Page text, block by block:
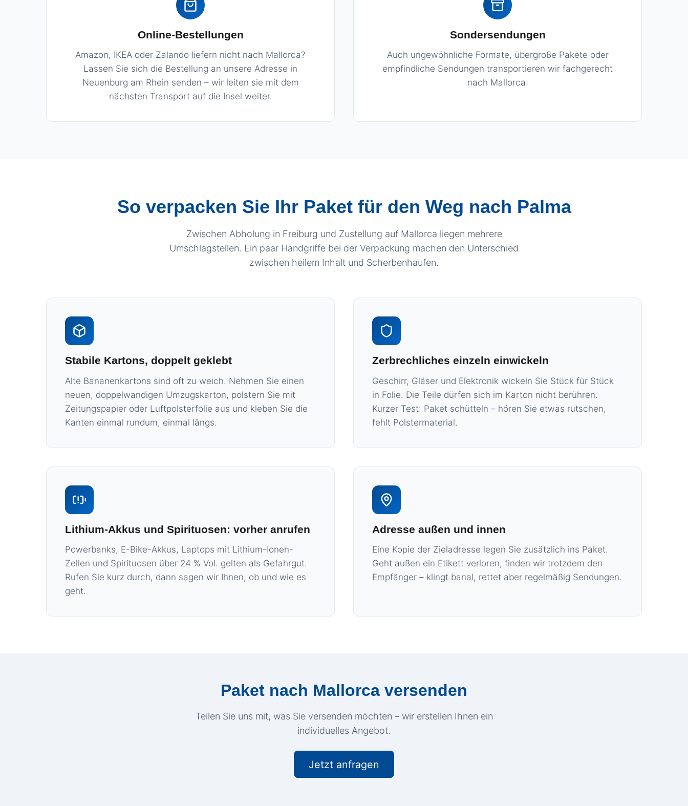
Online-Bestellungen
Amazon, IKEA oder Zalando liefern nicht nach Mallorca?
Lassen Sie sich die Bestellung an unsere Adresse in
Neuenburg am Rhein senden – wir leiten sie mit dem
nächsten Transport auf die Insel weiter.
Sondersendungen
Auch ungewöhnliche Formate, übergroße Pakete oder
empfindliche Sendungen transportieren wir fachgerecht
nach Mallorca.
So verpacken Sie Ihr Paket für den Weg nach Palma
Zwischen Abholung in Freiburg und Zustellung auf Mallorca liegen mehrere
Umschlagstellen. Ein paar Handgriffe bei der Verpackung machen den Unterschied
zwischen heilem Inhalt und Scherbenhaufen.
Stabile Kartons, doppelt geklebt
Alte Bananenkartons sind oft zu weich. Nehmen Sie einen
neuen, doppelwandigen Umzugskarton, polstern Sie mit
Zeitungspapier oder Luftpolsterfolie aus und kleben Sie die
Kanten einmal rundum, einmal längs.
Zerbrechliches einzeln einwickeln
Geschirr, Gläser und Elektronik wickeln Sie Stück für Stück
in Folie. Die Teile dürfen sich im Karton nicht berühren.
Kurzer Test: Paket schütteln – hören Sie etwas rutschen,
fehlt Polstermaterial.
Lithium-Akkus und Spirituosen: vorher anrufen
Powerbanks, E-Bike-Akkus, Laptops mit Lithium-Ionen-
Zellen und Spirituosen über 24 % Vol. gelten als Gefahrgut.
Rufen Sie kurz durch, dann sagen wir Ihnen, ob und wie es
geht.
Adresse außen und innen
Eine Kopie der Zieladresse legen Sie zusätzlich ins Paket.
Geht außen ein Etikett verloren, finden wir trotzdem den
Empfänger – klingt banal, rettet aber regelmäßig Sendungen.
Paket nach Mallorca versenden
Teilen Sie uns mit, was Sie versenden möchten – wir erstellen Ihnen ein
individuelles Angebot.
Jetzt anfragen